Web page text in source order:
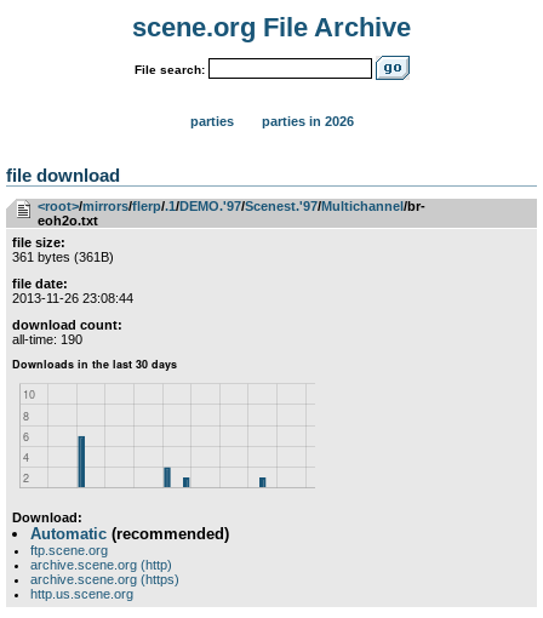
scene.org File Archive
File search:
parties parties in 2026
file download
<root>­/­mirrors­/­flerp­/­.1­/­DEMO.'97­/­Scenest.'97­/­Multichannel/br-
eoh2o.txt
file size:
361 bytes (361B)
file date:
2013-11-26 23:08:44
download count:
all-time: 190
Download:
Automatic (recommended)
ftp.scene.org
archive.scene.org (http)
archive.scene.org (https)
http.us.scene.org